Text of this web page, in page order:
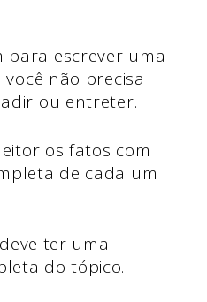
para escrever uma
não precisa
ou entreter.
os fatos com
de cada um
ter uma
do tópico.